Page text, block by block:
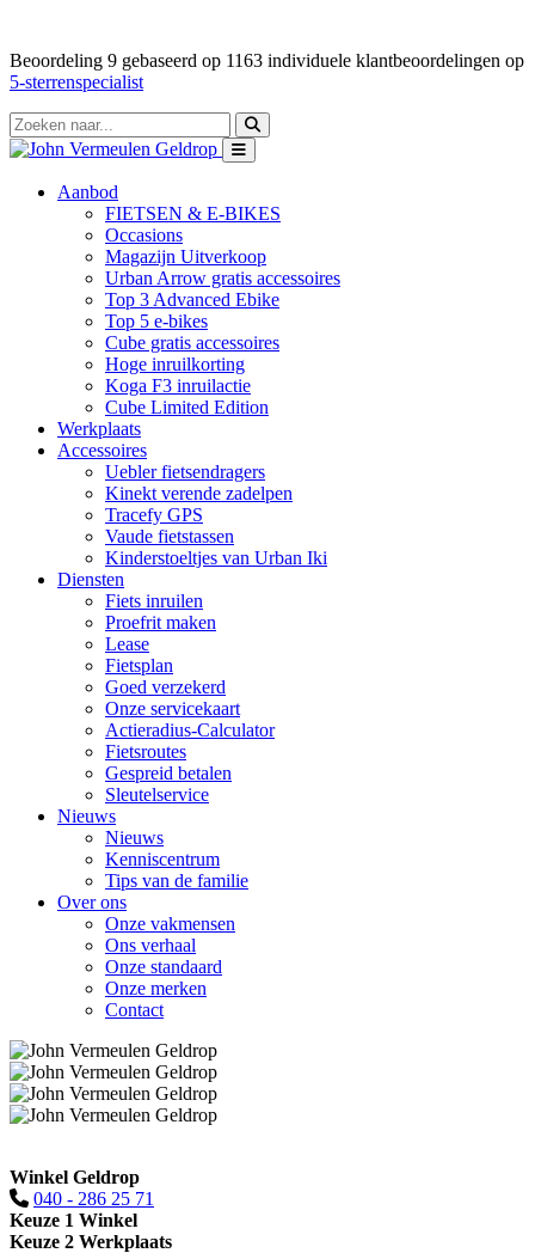
Beoordeling 9 gebaseerd op 1163 individuele klantbeoordelingen op
5-sterrenspecialist
Aanbod
FIETSEN & E-BIKES
Occasions
Magazijn Uitverkoop
Urban Arrow gratis accessoires
Top 3 Advanced Ebike
Top 5 e-bikes
Cube gratis accessoires
Hoge inruilkorting
Koga F3 inruilactie
Cube Limited Edition
Werkplaats
Accessoires
Uebler fietsendragers
Kinekt verende zadelpen
Tracefy GPS
Vaude fietstassen
Kinderstoeltjes van Urban Iki
Diensten
Fiets inruilen
Proefrit maken
Lease
Fietsplan
Goed verzekerd
Onze servicekaart
Actieradius-Calculator
Fietsroutes
Gespreid betalen
Sleutelservice
Nieuws
Nieuws
Kenniscentrum
Tips van de familie
Over ons
Onze vakmensen
Ons verhaal
Onze standaard
Onze merken
Contact
Winkel Geldrop
040 - 286 25 71
Keuze 1 Winkel
Keuze 2 Werkplaats